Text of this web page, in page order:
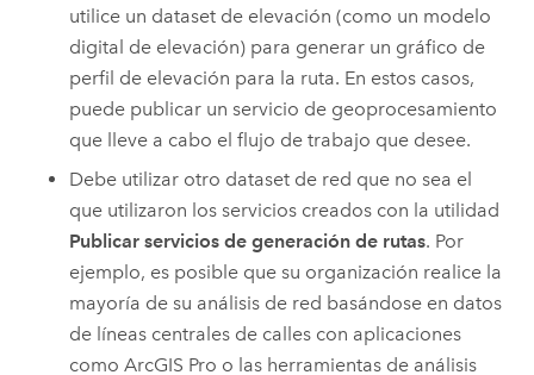
utilice un dataset de elevación (como un modelo
digital de elevación) para generar un gráfico de
perfil de elevación para la ruta. En estos casos,
puede publicar un servicio de geoprocesamiento
que lleve a cabo el flujo de trabajo que desee.
Debe utilizar otro dataset de red que no sea el
que utilizaron los servicios creados con la utilidad
Publicar servicios de generación de rutas. Por
ejemplo, es posible que su organización realice la
mayoría de su análisis de red basándose en datos
de líneas centrales de calles con aplicaciones
comoArcGIS Pro o las herramientas de análisis